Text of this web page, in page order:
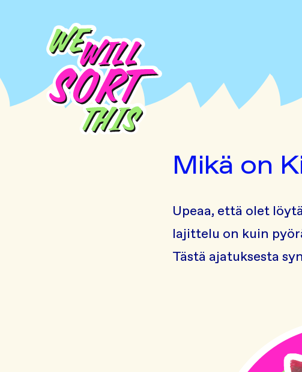
Mikä on
Upeaa, että olet
lajittelu on kuin
Tästä ajatuksesta